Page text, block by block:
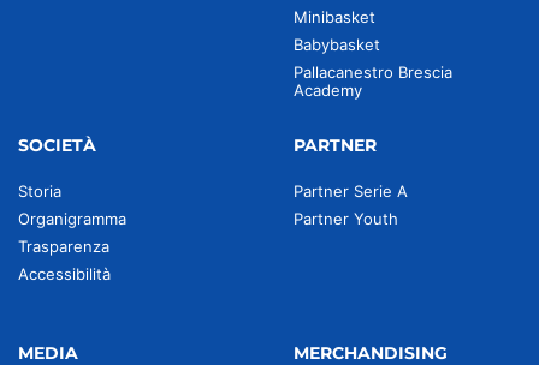
Minibasket
Babybasket
Pallacanestro Brescia
Academy
SOCIETÀ
Storia
Organigramma
Trasparenza
Accessibilità
PARTNER
Partner Serie A
Partner Youth
MEDIA MERCHANDISING